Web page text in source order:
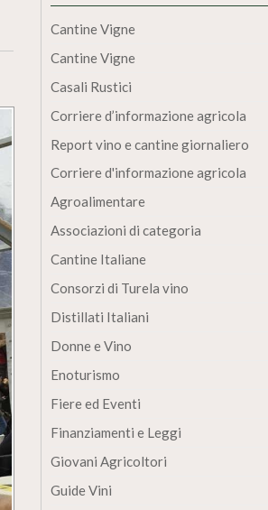
Cantine Vigne
Cantine Vigne
Casali Rustici
Corriere d’informazione agricola
Report vino e cantine giornaliero
Corriere d'informazione agricola
Agroalimentare
Associazioni di categoria
Cantine Italiane
Consorzi di Turela vino
Distillati Italiani
Donne e Vino
Enoturismo
Fiere ed Eventi
Finanziamenti e Leggi
Giovani Agricoltori
Guide Vini